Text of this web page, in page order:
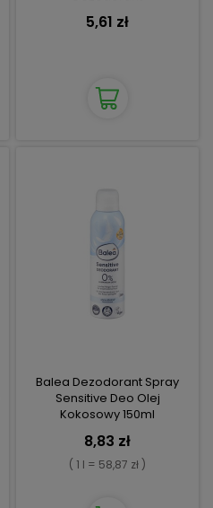
5,61 zł
Balea Dezodorant Spray
Sensitive Deo Olej
Kokosowy 150ml
8,83 zł
( 1 l = 58,87 zł )